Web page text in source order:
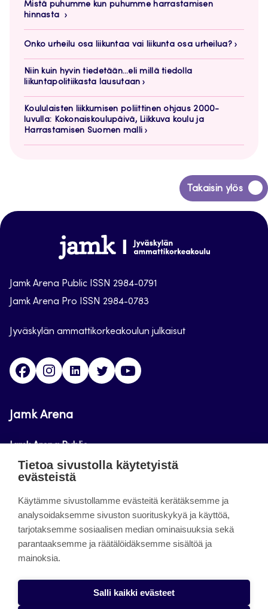
Mistä puhumme kun puhumme harrastamisen
hinnasta
Onko urheilu osa liikuntaa vai liikunta osa urheilua?
Niin kuin hyvin tiedetään…eli millä tiedolla
liikuntapolitiikasta lausutaan
Koululaisten liikkumisen poliittinen ohjaus 2000-
luvulla: Kokonaiskoulupäivä, Liikkuva koulu ja
Harrastamisen Suomen malli
Takaisin ylös
Siirry
takaisin
Jamk
Arena
Jamk Arena Public ISSN 2984-0791
Jamk Arena Pro ISSN 2984-0783
Jyväskylän ammattikorkeakoulun julkaisut
FacebookInstagramLinkedinTwitter
Jamk Arena
Jamk Arena Public
Jamk Arena Pro
Tietoa sivustosta
Saavutettavuusseloste
Tietoa sivustolla käytetyistä
evästeistä
Käytämme sivustollamme evästeitä kerätäksemme ja
analysoidaksemme sivuston suorituskykyä ja käyttöä,
tarjotaksemme sosiaalisen median ominaisuuksia sekä
parantaaksemme ja räätälöidäksemme sisältöä ja
mainoksia.
Salli kaikki evästeet